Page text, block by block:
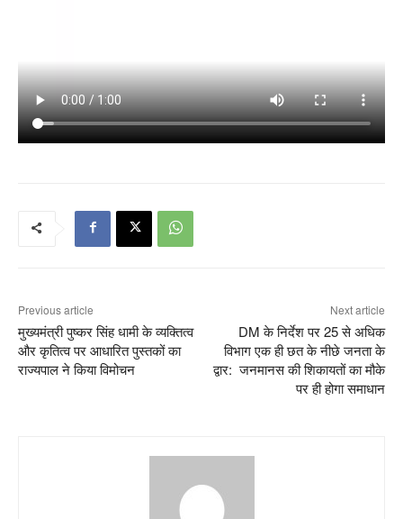
Previous article
मुख्यमंत्री पुष्कर सिंह धामी के व्यक्तित्व
और कृतित्व पर आधारित पुस्तकों का
राज्यपाल ने किया विमोचन
Next article
DM के निर्देश पर 25 से अधिक
विभाग एक ही छत के नीछे जनता के
द्वार: जनमानस की शिकायतों का मौके
पर ही होगा समाधान